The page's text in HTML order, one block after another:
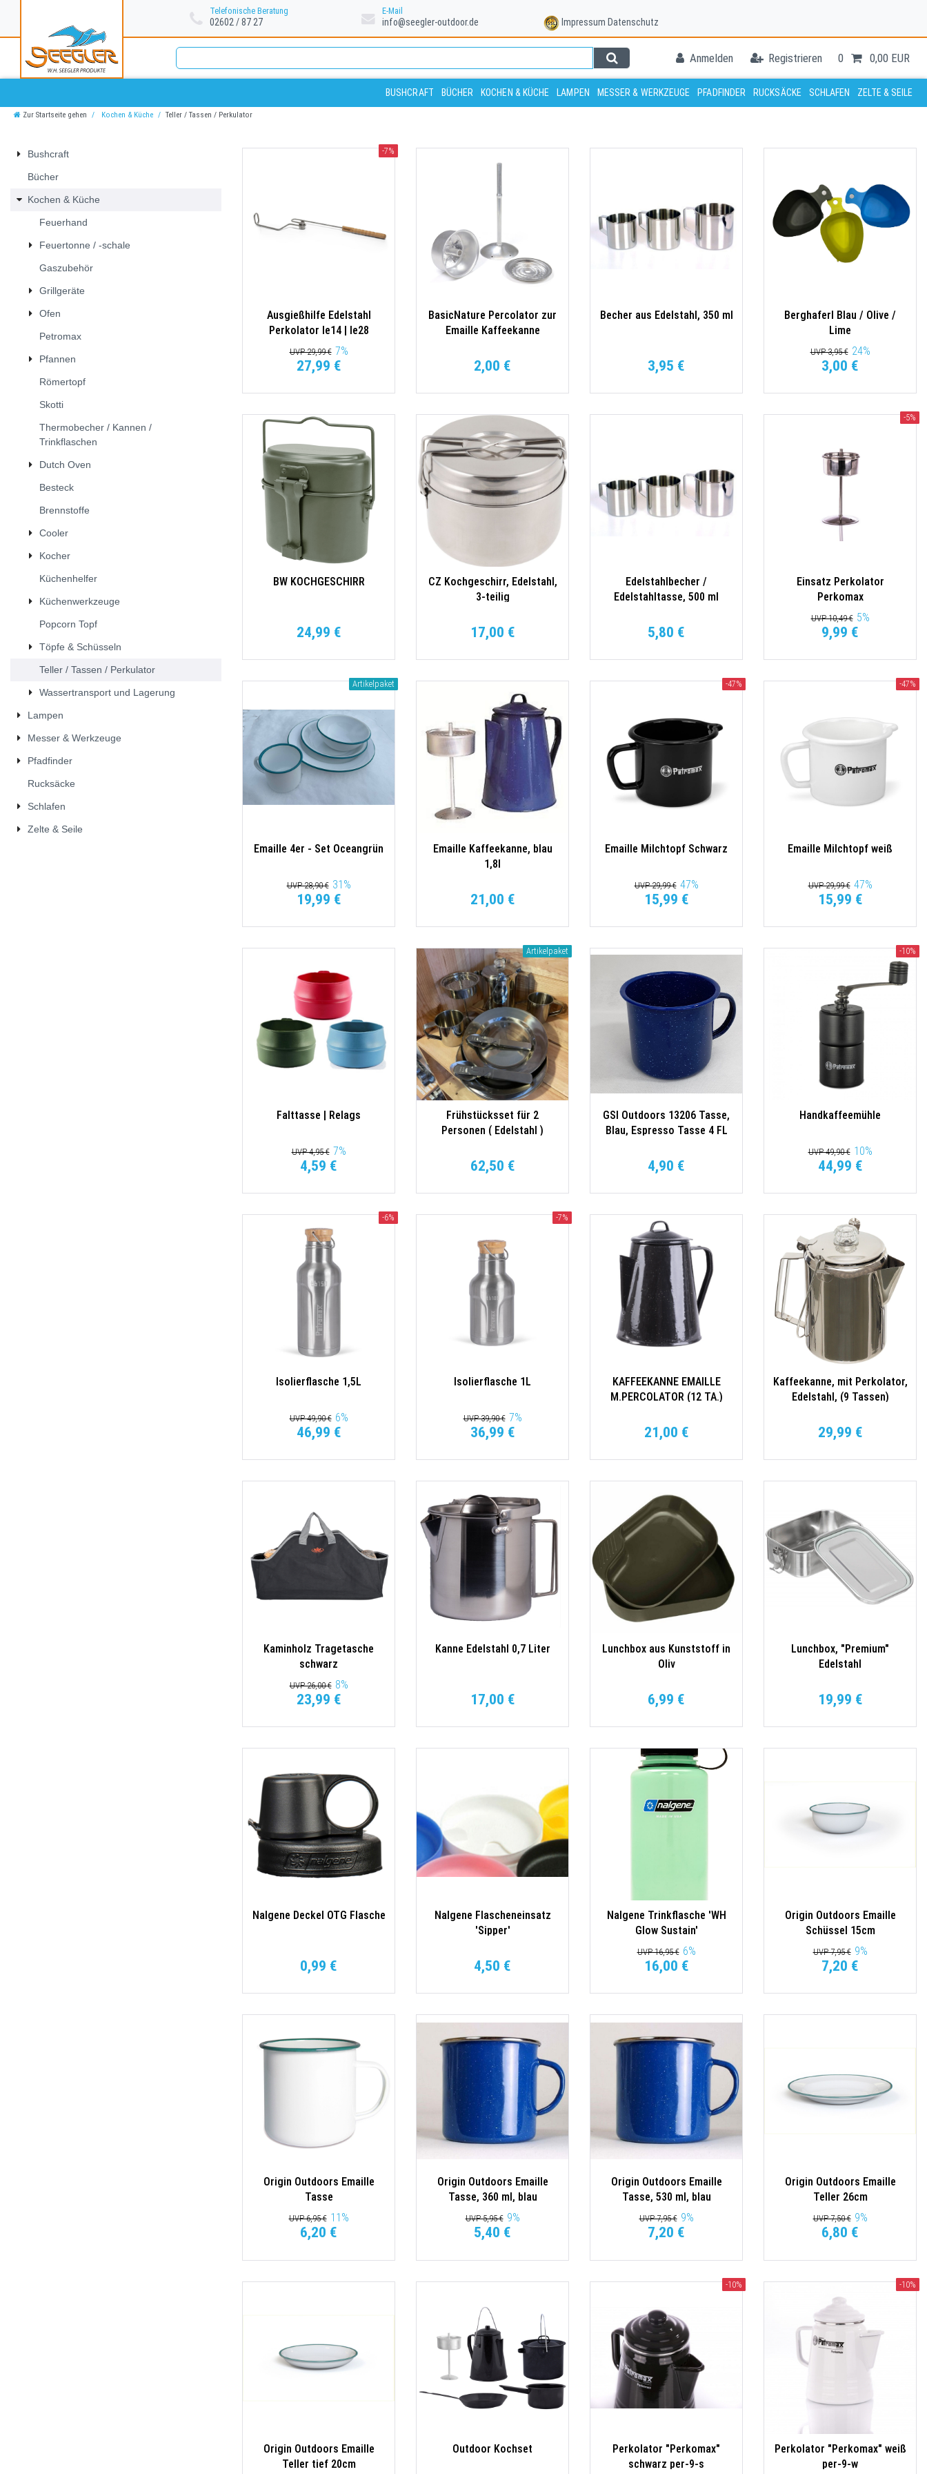
Telefonische Beratung
02602 / 87 27
E-Mail
info@seegler-outdoor.de Impressum Datenschutz
Anmelden Registrieren 0 0,00 EUR
BUSHCRAFT BÜCHER KOCHEN & KÜCHE LAMPEN MESSER & WERKZEUGE PFADFINDER RUCKSÄCKE SCHLAFEN ZELTE & SEILE
Zur Startseite gehen Kochen & Küche Teller / Tassen / Perkulator
Bushcraft
Bücher
Kochen & Küche
Feuerhand
Feuertonne / -schale
Gaszubehör
Grillgeräte
Ofen
Petromax
Pfannen
Römertopf
Skotti
Thermobecher / Kannen /
Trinkflaschen
Dutch Oven
Besteck
Brennstoffe
Cooler
Kocher
Küchenhelfer
Küchenwerkzeuge
Popcorn Topf
Töpfe & Schüsseln
Teller / Tassen / Perkulator
Wassertransport und Lagerung
Lampen
Messer & Werkzeuge
Pfadfinder
Rucksäcke
Schlafen
Zelte & Seile
-7%
Ausgießhilfe Edelstahl
Perkolator le14 | le28
UVP 29,99 € 7%
27,99 €
BasicNature Percolator zur
Emaille Kaffeekanne
2,00 €
Becher aus Edelstahl, 350 ml
3,95 €
Berghaferl Blau / Olive /
Lime
UVP 3,95 € 24%
3,00 €
BW KOCHGESCHIRR
24,99 €
CZ Kochgeschirr, Edelstahl,
3-teilig
17,00 €
Edelstahlbecher /
Edelstahltasse, 500 ml
5,80 €
-5%
Einsatz Perkolator
Perkomax
UVP 10,49 € 5%
9,99 €
Artikelpaket
Emaille 4er - Set Oceangrün
UVP 28,90 € 31 %
19,99 €
Emaille Kaffeekanne, blau
1,8l
21,00 €
-47%
Emaille Milchtopf Schwarz
UVP 29,99 € 47%
15,99 €
-47%
Emaille Milchtopf weiß
UVP 29,99 € 47%
15,99 €
Falttasse | Relags
UVP 4,95 € 7%
4,59 €
Artikelpaket
Frühstücksset für 2
Personen ( Edelstahl )
62,50 €
GSI Outdoors 13206 Tasse,
Blau, Espresso Tasse 4 FL
4,90 €
-10%
Handkaffeemühle
UVP 49,90 € 10%
44,99 €
-6%
Isolierflasche 1,5L
UVP 49,90 € 6%
46,99 €
-7%
Isolierflasche 1L
UVP 39,90 € 7%
36,99 €
KAFFEEKANNE EMAILLE
M.PERCOLATOR (12 TA.)
21,00 €
Kaffeekanne, mit Perkolator,
Edelstahl, (9 Tassen)
29,99 €
Kaminholz Tragetasche
schwarz
UVP 26,00 € 8%
23,99 €
Kanne Edelstahl 0,7 Liter
17,00 €
Lunchbox aus Kunststoff in
Oliv
6,99 €
Lunchbox, "Premium"
Edelstahl
19,99 €
Nalgene Deckel OTG Flasche
0,99 €
Nalgene Flascheneinsatz
'Sipper'
4,50 €
Nalgene Trinkflasche 'WH
Glow Sustain'
UVP 16,95 € 6%
16,00 €
Origin Outdoors Emaille
Schüssel 15cm
UVP 7,95 € 9%
7,20 €
Origin Outdoors Emaille
Tasse
UVP 6,95 € 11 %
6,20 €
Origin Outdoors Emaille
Tasse, 360 ml, blau
UVP 5,95 € 9%
5,40 €
Origin Outdoors Emaille
Tasse, 530 ml, blau
UVP 7,95 € 9%
7,20 €
Origin Outdoors Emaille
Teller 26cm
UVP 7,50 € 9%
6,80 €
Origin Outdoors Emaille
Teller tief 20cm
Outdoor Kochset
-10%
Perkolator "Perkomax"
schwarz per-9-s
-10%
Perkolator "Perkomax" weiß
per-9-w